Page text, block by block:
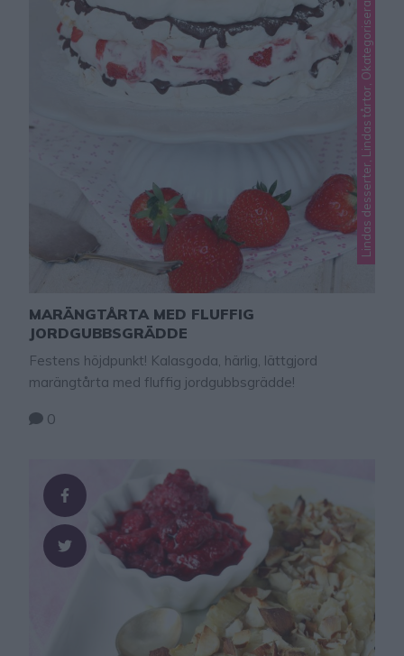
Lindas desserter, Lindas tårtor, Okategoriserade
MARÄNGTÅRTA MED FLUFFIG
JORDGUBBSGRÄDDE
Festens höjdpunkt! Kalasgoda, härlig, lättgjord
marängtårta med fluffig jordgubbsgrädde!
0